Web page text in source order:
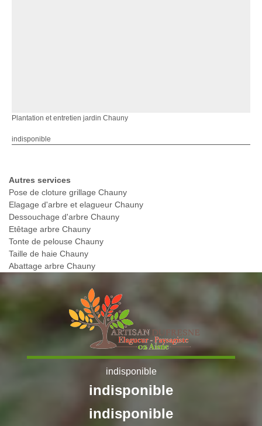
Plantation et entretien jardin Chauny
indisponible
Autres services
Pose de cloture grillage Chauny
Elagage d'arbre et elagueur Chauny
Dessouchage d'arbre Chauny
Etêtage arbre Chauny
Tonte de pelouse Chauny
Taille de haie Chauny
Abattage arbre Chauny
indisponible
indisponible
indisponible